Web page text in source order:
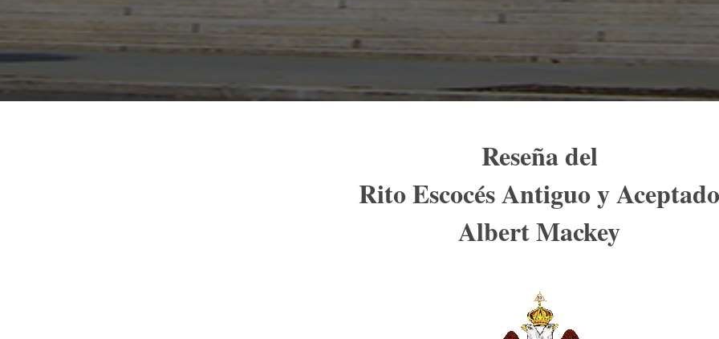
Reseña del
Rito Escocés Antiguo y Aceptado
Albert Mackey